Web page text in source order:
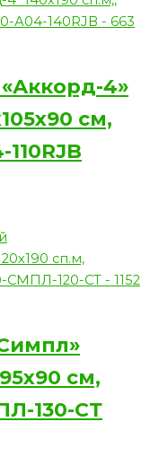
4»
см,
см,
130-СТ